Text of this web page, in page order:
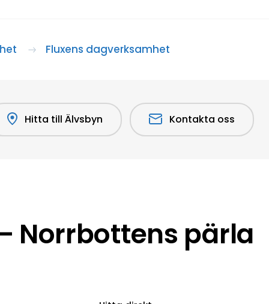
Fluxens dagverksamhet
Hitta till Älvsbyn Kontakta oss
Norrbottens pärla